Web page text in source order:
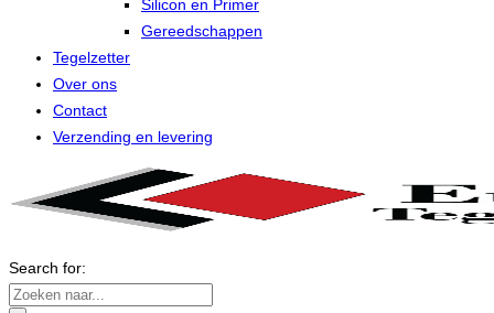
Silicon en Primer
Gereedschappen
Tegelzetter
Over ons
Contact
Verzending en levering
Search for: